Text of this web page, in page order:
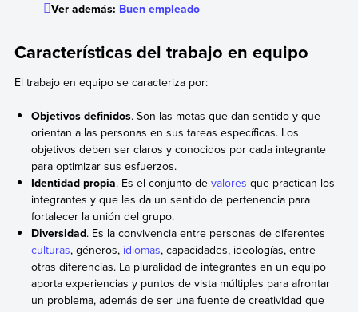
Ver además: Buen empleado
Características del trabajo en equipo
El trabajo en equipo se caracteriza por:
Objetivos definidos. Son las metas que dan sentido y que
orientan a las personas en sus tareas específicas. Los
objetivos deben ser claros y conocidos por cada integrante
para optimizar sus esfuerzos.
Identidad propia. Es el conjunto devalores que practican los
integrantes y que les da un sentido de pertenencia para
fortalecer la unión del grupo.
Diversidad. Es la convivencia entre personas de diferentes
culturas, géneros, idiomas, capacidades, ideologías, entre
otras diferencias. La pluralidad de integrantes en un equipo
aporta experiencias y puntos de vista múltiples para afrontar
un problema, además de ser una fuente de creatividad que